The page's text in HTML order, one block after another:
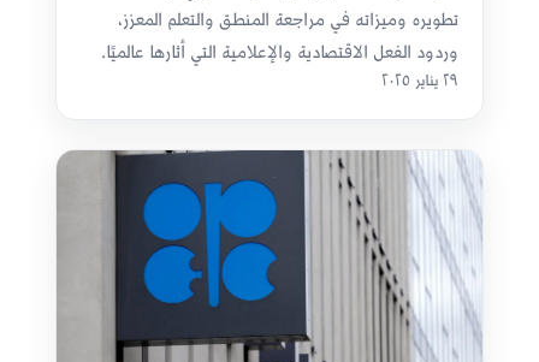
تطويره وميزاته في مراجعة المنطق والتعلم المعزز،
وردود الفعل الاقتصادية والإعلامية التي أثارها عالميًا.
٢٩ يناير ٢٠٢٥